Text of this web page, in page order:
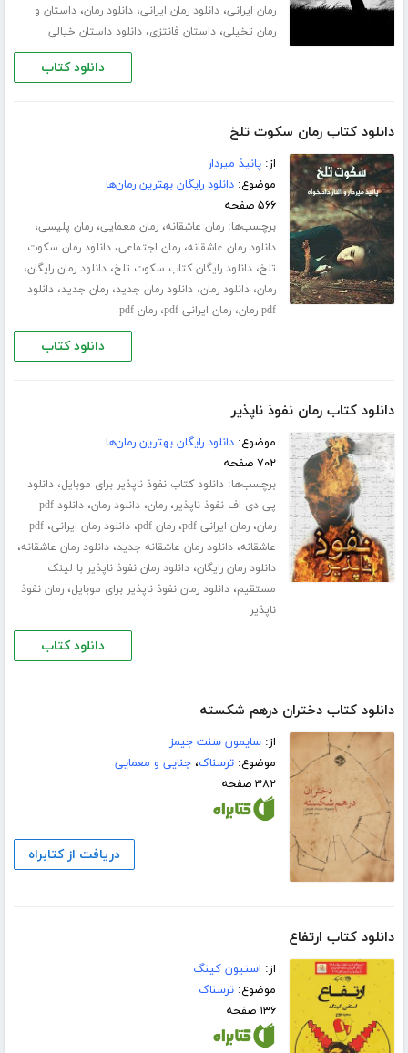
رمان ایرانی،دانلود رمان ایرانی،دانلود رمان،داستان و
رمان تخیلی،داستان فانتزی،دانلود داستان خیالی
دانلود کتاب
دانلود کتاب رمان سکوت تلخ
از:پانیذ میردار
موضوع:دانلود رایگان بهترین رمان‌ها
۵۶۶ صفحه
برچسب‌ها:رمان عاشقانه،رمان معمایی،رمان پلیسی،
دانلود رمان عاشقانه،رمان اجتماعی،دانلود رمان سکوت
تلخ،دانلود رایگان کتاب سکوت تلخ،دانلود رمان رایگان،
رمان،دانلود رمان،دانلود رمان جدید،رمان جدید،دانلود
pdf رمان
،رمان ایرانی pdf ،رمان pdf
دانلود کتاب
دانلود کتاب رمان نفوذ ناپذیر
موضوع:دانلود رایگان بهترین رمان‌ها
۷۰۲ صفحه
برچسب‌ها:دانلود کتاب نفوذ ناپذیر برای موبایل،دانلود
پی دی اف نفوذ ناپذیر،رمان،دانلود رمان،
دانلود pdf
رمان،رمان ایرانی pdf ،رمان pdf ،دانلود رمان ایرانی،pdf
عاشقانه،دانلود رمان عاشقانه جدید،دانلود رمان عاشقانه،
دانلود رمان رایگان،دانلود رمان نفوذ ناپذیر با لینک
مستقیم،دانلود رمان نفوذ ناپذیر برای موبایل،رمان نفوذ
ناپذیر
دانلود کتاب
دانلود کتاب دختران درهم شکسته
از:سایمون سنت جیمز
موضوع:ترسناک،جنایی و معمایی
۳۸۲ صفحه
دریافت از کتابراه
دانلود کتاب ارتفاع
از: استیون کینگ
موضوع:ترسناک
۱۳۶ صفحه